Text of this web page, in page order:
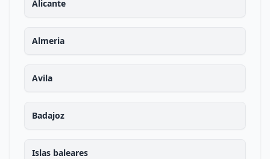
Alicante
Almeria
Avila
Badajoz
Islas baleares